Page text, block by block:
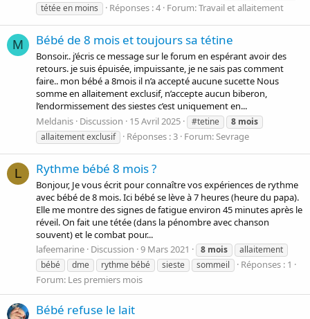
tétée en moins
Réponses : 4 Forum:Travail et allaitement
M Bébé de 8 mois et toujours sa tétine
Bonsoir.. j’écris ce message sur le forum en espérant avoir des
retours. je suis épuisée, impuissante, je ne sais pas comment
faire.. mon bébé a 8mois il n’a accepté aucune sucette Nous
somme en allaitement exclusif, n’accepte aucun biberon,
l’endormissement des siestes c’est uniquement en...
Meldanis Discussion 15 Avril 2025 #tetine 8 mois
allaitement exclusif
Réponses : 3 Forum:Sevrage
L Rythme bébé 8 mois ?
Bonjour, Je vous écrit pour connaître vos expériences de rythme
avec bébé de 8 mois. Ici bébé se lève à 7 heures (heure du papa).
Elle me montre des signes de fatigue environ 45 minutes après le
réveil. On fait une tétée (dans la pénombre avec chanson
souvent) et le combat pour...
lafeemarine Discussion 9 Mars 2021 8 mois
allaitement
bébé
dme rythme bébé sieste sommeil
Réponses : 1
Forum: Les premiers mois
Bébé refuse le lait